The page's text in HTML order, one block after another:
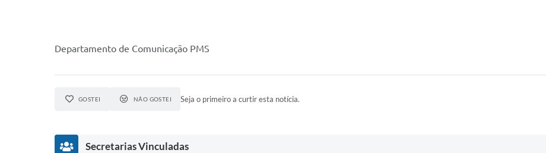
Departamento de Comunicação PMS
GOSTEI NÃO GOSTEI Seja o primeiro a curtir esta notícia.
Secretarias Vinculadas